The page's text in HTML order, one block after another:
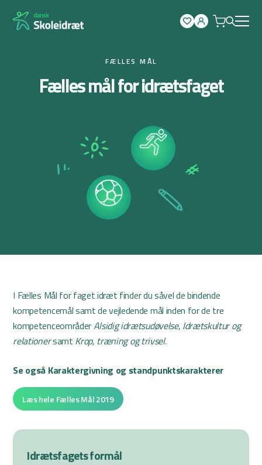
FÆLLES MÅL
Fælles mål for idrætsfaget
I Fælles Mål for faget idræt finder du såvel de bindende
kompetencemål samt de vejledende mål inden for de tre
kompetenceområderAlsidig idrætsudøvelse, Idrætskultur og
relationersamt Krop, træning og trivsel.
Se også Karaktergivning og standpunktskarakterer
Læs hele Fælles Mål 2019
Idrætsfagets formål